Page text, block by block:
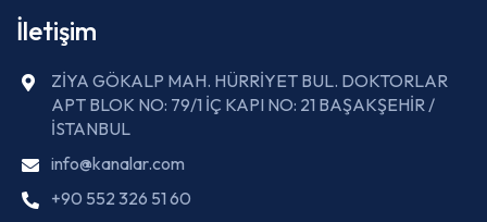
İletişim
ZİYA GÖKALP MAH. HÜRRİYET BUL. DOKTORLAR
APT BLOK NO: 79/1 İÇ KAPI NO: 21 BAŞAKŞEHİR /
İSTANBUL
info@kanalar.com
+90 552 326 51 60